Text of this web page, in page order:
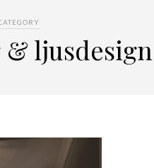
ljusdesign